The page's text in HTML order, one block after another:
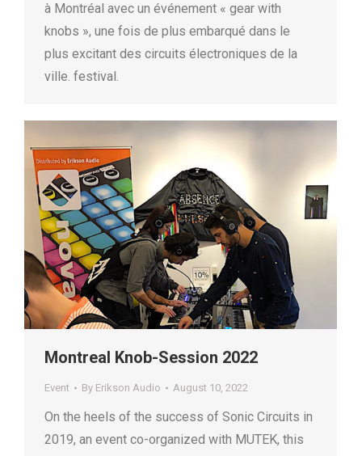
à Montréal avec un événement « gear with
knobs », une fois de plus embarqué dans le
plus excitant des circuits électroniques de la
ville. festival.
Montreal Knob-Session 2022
Event By Erikson Audio August 10, 2022
On the heels of the success of Sonic Circuits in
2019, an event co-organized with MUTEK, this